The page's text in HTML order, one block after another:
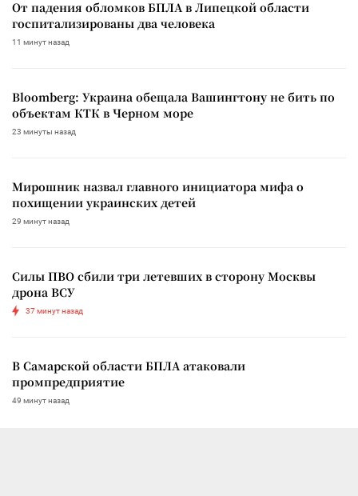
От падения обломков БПЛА в Липецкой области
госпитализированы два человека
11 минут назад
Bloomberg: Украина обещала Вашингтону не бить по
объектам КТК в Черном море
23 минуты назад
Мирошник назвал главного инициатора мифа о
похищении украинских детей
29 минут назад
Силы ПВО сбили три летевших в сторону Москвы
дрона ВСУ
37 минут назад
В Самарской области БПЛА атаковали
промпредприятие
49 минут назад